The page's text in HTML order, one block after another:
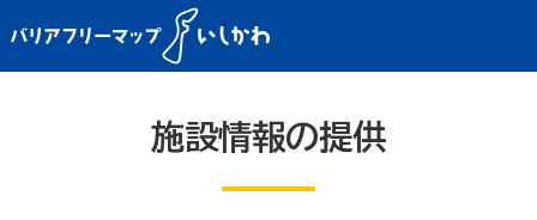
施設情報の提供